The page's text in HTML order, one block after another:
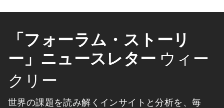
「フォーラム・ストーリ
ー」ニュースレター ウィー
クリー
世界の課題を読み解くインサイトと分析を、毎